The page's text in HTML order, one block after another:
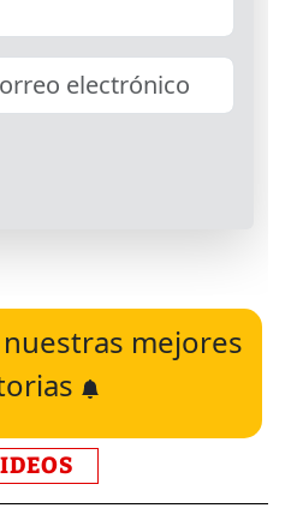
mejores